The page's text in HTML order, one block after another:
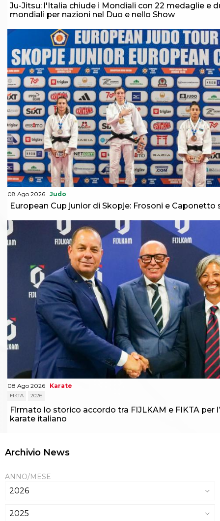
Ju-Jitsu: l'Italia chiude i Mondiali con 22 medaglie e
mondiali per nazioni nel Duo e nello Show
08 Ago 2026 Judo
European Cup junior di Skopje: Frosoni e Caponetto
08 Ago 2026 Karate
FIKTA 2026
Firmato lo storico accordo tra FIJLKAM e FIKTA per
karate italiano
Archivio News
ANNO/MESE
2026
2025